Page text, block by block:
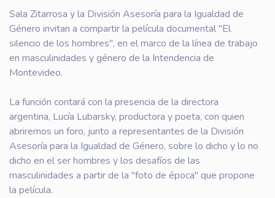
Sala Zitarrosa y la División Asesoría para la Igualdad de
Género invitan a compartir la película documental "El
silencio de los hombres", en el marco de la línea de trabajo
en masculinidades y género de la Intendencia de
Montevideo.
La función contará con la presencia de la directora
argentina, Lucía Lubarsky, productora y poeta, con quien
abriremos un foro, junto a representantes de la División
Asesoría para la Igualdad de Género, sobre lo dicho y lo no
dicho en el ser hombres y los desafíos de las
masculinidades a partir de la "foto de época" que propone
la película.